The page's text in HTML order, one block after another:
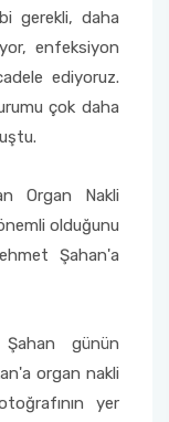
gerekli, daha
enfeksiyon
ediyoruz.
çok daha
Organ Nakli
olduğunu
Şahan'a
Şahan günün
organ nakli
yer